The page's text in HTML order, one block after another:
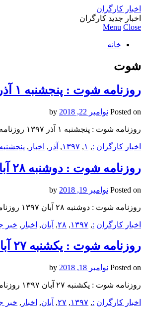
اخبار کارگران
اخبار جدید کارگران
Menu Close
خانه
شوت
روزنامه شوت : پنجشنبه ۱ آذر ۱۳۹۷
Posted on نوامبر 22, 2018
روزنامه شوت : پنجشنبه ۱ آذر ۱۳۹۷ روزنامه شوت : پنجشنبه ۱ آذر ۱۳۹۷ روزنامه شوت : پنجشنبه ۱ آذر ۱۳۹۷
اخبار کارگران :
, ۱, ۱۳۹۷, آذر , اخبار , پنجشنبه
روزنامه شوت : دوشنبه ۲۸ آبان ۱۳۹۷
Posted on نوامبر 19, 2018
روزنامه شوت : دوشنبه ۲۸ آبان ۱۳۹۷ روزنامه شوت : دوشنبه ۲۸ آبان ۱۳۹۷ روزنامه شوت : دوشنبه ۲۸ آبان ۱۳۹۷
اخبار کارگران :
, ۱۳۹۷, ۲۸, آبان, اخبار , خبر
روزنامه شوت : یکشنبه‌ ۲۷ آبان ۱۳۹۷
Posted on نوامبر 18, 2018
روزنامه شوت : یکشنبه‌ ۲۷ آبان ۱۳۹۷ روزنامه شوت : یکشنبه‌ ۲۷ آبان ۱۳۹۷ روزنامه شوت : یکشنبه‌ ۲۷ آبان ۱۳۹۷
اخبار کارگران :
, ۱۳۹۷, ۲۷, آبان, اخبار , خبر